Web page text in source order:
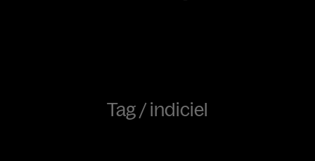
Tag /indiciel